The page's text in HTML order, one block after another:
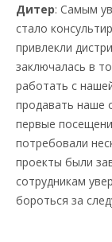
Дитер: Самым
стало
привлекли
заключалась в
работать с
продавать наше
первые
потребовали
проекты были
сотрудникам
бороться за